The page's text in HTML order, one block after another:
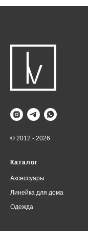
© 2012 - 2026
Каталог
Аксессуары
Линейка для дома
Одежда